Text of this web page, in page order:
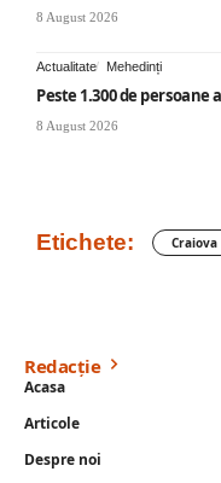
8 August 2026
Actualitate Mehedinți
Peste 1.300 de
8 August 2026
Etichete: Craiova
Redacție
Acasa
Articole
Despre noi